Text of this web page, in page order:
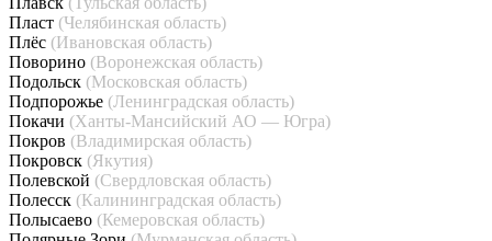
Пласт (Челябинская область)
Плёс (Ивановская область)
Поворино (Воронежская область)
Подольск (Московская область)
Подпорожье (Ленинградская область)
Покачи (Ханты-Мансийский АО — Югра)
Покров (Владимирская область)
Покровск (Якутия)
Полевской (Свердловская область)
Полесск (Калининградская область)
Полысаево (Кемеровская область)